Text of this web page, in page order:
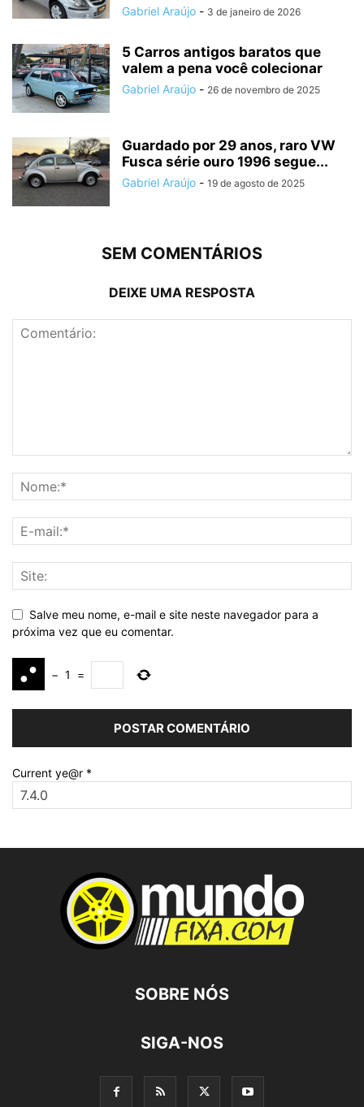
Gabriel Araújo - 3 de janeiro de 2026
5 Carros antigos baratos que
valem a pena você colecionar
Gabriel Araújo - 26 de novembro de 2025
Guardado por 29 anos, raro VW
Fusca série ouro 1996 segue...
Gabriel Araújo - 19 de agosto de 2025
SEM COMENTÁRIOS
DEIXE UMA RESPOSTA
Salve meu nome, e-mail e site neste navegador para a
próxima vez que eu comentar.
− 1 =
Current ye@r *
SOBRE NÓS
SIGA-NOS